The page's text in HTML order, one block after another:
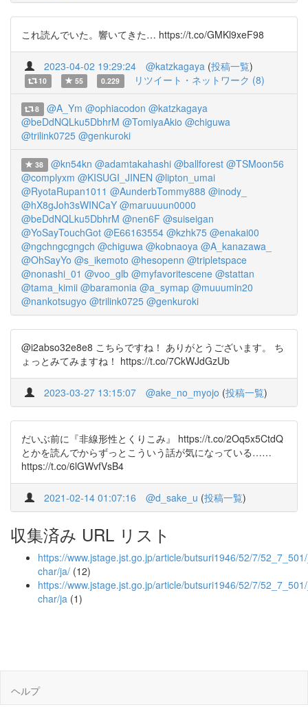
これ読んでいた。響いてきた… https://t.co/GMKl9xeF98
2023-04-02 19:29:24 @katzkagaya (投稿一覧)
10 55 0.229 リツイート・ネットワーク (8)
8 @A_Ym @ophiacodon @katzkagaya
@beDdNQLku5DbhrM @TomiyaAkio @chiguwa
@trilink0725 @genkuroki
38 @kn54kn @adamtakahashi @ballforest @TSMoon56
@complyxm @KISUGI_JINEN @lipton_umai
@RyotaRupan1011 @AunderbTommy888 @inody_
@hX8gJoh3sWINCaY @maruuuun0000
@beDdNQLku5DbhrM @nen6F @suiseigan
@YoSayTouchGot @E66163554 @kzhk75 @enakai00
@ngchngcgngch @chiguwa @kobnaoya @A_kanazawa_
@OhSayYo @s_ikemoto @hesopenn @tripletspace
@nonashi_01 @voo_glb @myfavoritescene @stattan
@tama_kimii @baramonia @a_symap @muuumin20
@nankotsugyo @trilink0725 @genkuroki
@i2abso32e8e8 こちらですね！ ありがとうございます。 ち
ょっとみてみますね！ https://t.co/7CkWJdGzUb
2023-03-27 13:15:07 @ake_no_myojo (投稿一覧)
だいぶ前に『非線形性とくりこみ』 https://t.co/2Oq5x5CtdQ
とかを読んでからずっとこういう話が気になっている……
https://t.co/6lGWvfVsB4
2021-02-14 01:07:16 @d_sake_u (投稿一覧)
収集済み URL リスト
https://www.jstage.jst.go.jp/article/butsuri1946/52/7/
char/ja/ (12)
https://www.jstage.jst.go.jp/article/butsuri1946/52/7/
char/ja (1)
ヘルプ